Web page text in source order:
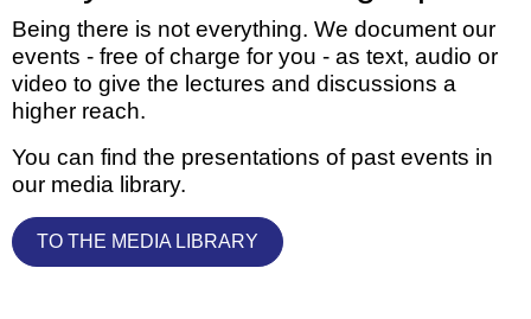
Being there is not everything. We document our
events - free of charge for you - as text, audio or
video to give the lectures and discussions a
higher reach.
You can find the presentations of past events in
our media library.
TO THE MEDIA LIBRARY